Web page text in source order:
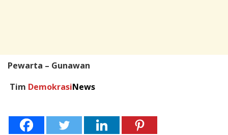
Pewarta – Gunawan
Tim DemokrasiNews